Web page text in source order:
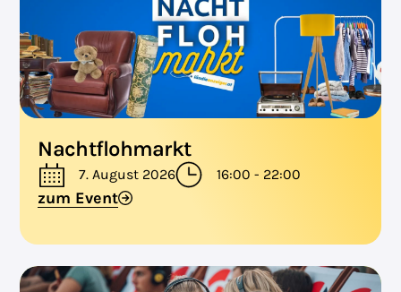
Nachtflohmarkt
7. August 2026 16:00 - 22:00
zum Event